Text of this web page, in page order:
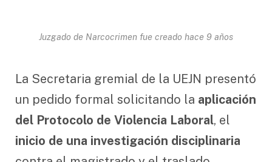
Juzgado de Narcocrimen fue creado hace 9 años
La Secretaria gremial de la UEJN presentó
un pedido formal solicitando la aplicación
del Protocolo de Violencia Laboral, el
inicio de una investigación disciplinaria